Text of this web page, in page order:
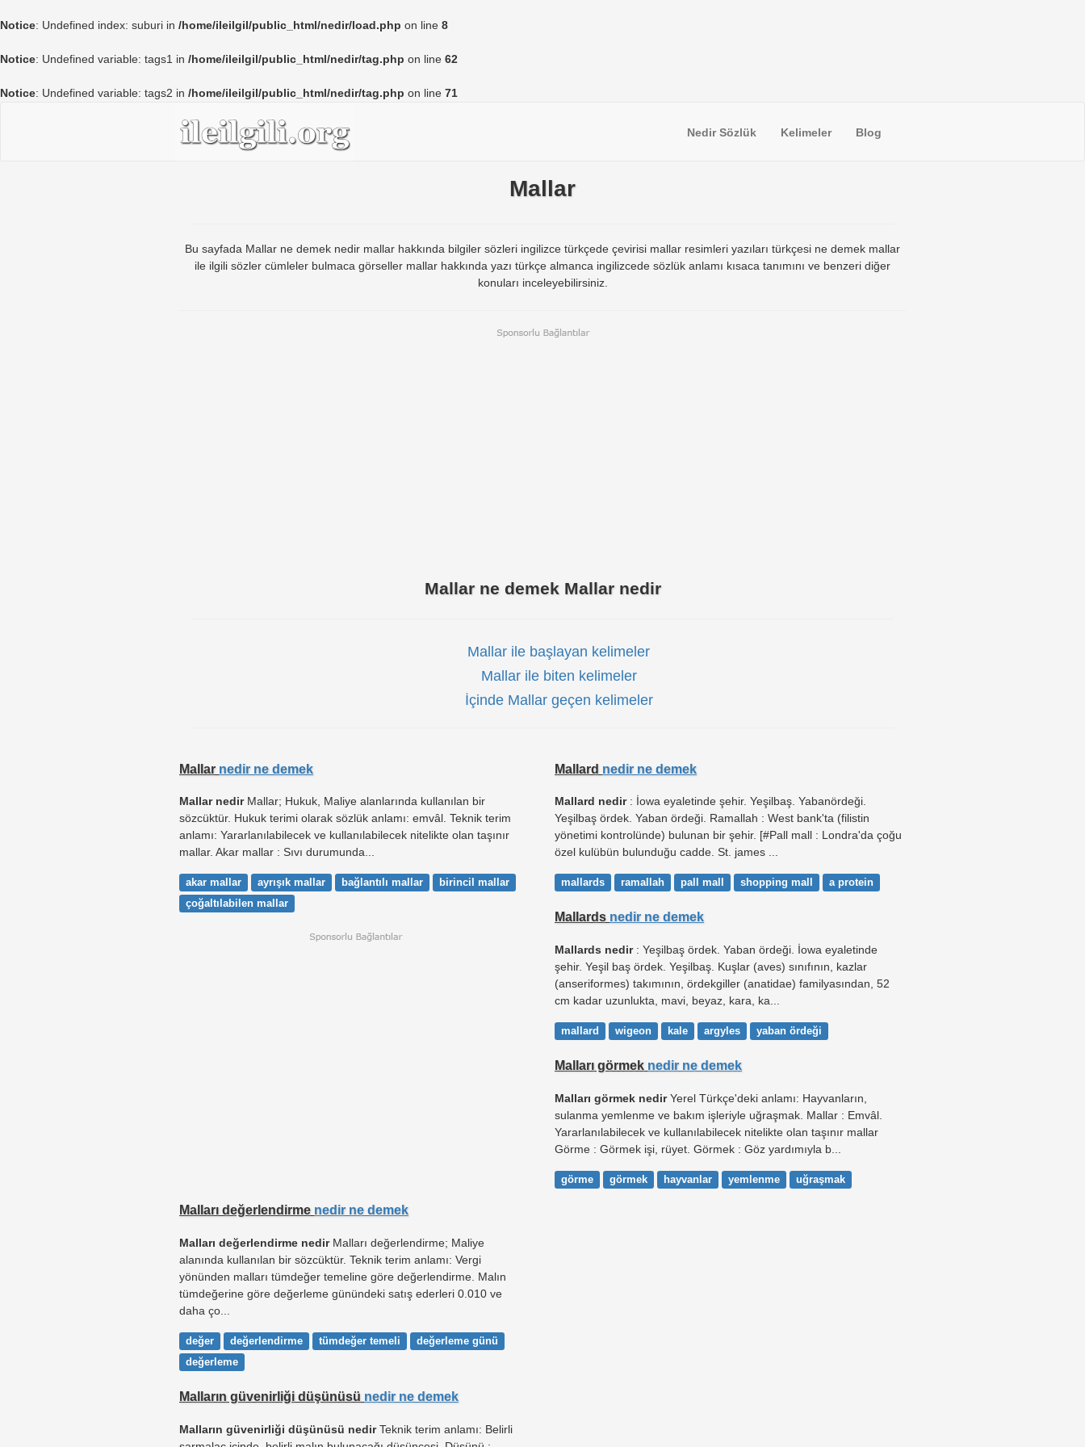
Notice: Undefined index: suburi in /home/ileilgil/public_html/nedir/load.php on line 8
Notice: Undefined variable: tags1 in /home/ileilgil/public_html/nedir/tag.php on line 62
Notice: Undefined variable: tags2 in /home/ileilgil/public_html/nedir/tag.php on line 71
Nedir Sözlük Kelimeler Blog
Mallar
Bu sayfada Mallar ne demek nedir mallar hakkında bilgiler sözleri ingilizce türkçede çevirisi mallar resimleri yazıları türkçesi ne demek mallar
ile ilgili sözler cümleler bulmaca görseller mallar hakkında yazı türkçe almanca ingilizcede sözlük anlamı kısaca tanımını ve benzeri diğer
konuları inceleyebilirsiniz.
Mallar ne demek Mallar nedir
Mallar ile başlayan kelimeler
Mallar ile biten kelimeler
İçinde Mallar geçen kelimeler
Mallar nedir ne demek
Mallar nedirMallar; Hukuk, Maliye alanlarında kullanılan bir
sözcüktür. Hukuk terimi olarak sözlük anlamı: emvâl. Teknik terim
anlamı: Yararlanılabilecek ve kullanılabilecek nitelikte olan taşınır
mallar. Akar mallar : Sıvı durumunda...
akar mallar ayrışık mallar bağlantılı mallar
birincil mallar
çoğaltılabilen mallar
Malları değerlendirme nedir ne demek
Malları değerlendirme nedirMalları değerlendirme; Maliye
alanında kullanılan bir sözcüktür. Teknik terim anlamı: Vergi
yönünden malları tümdeğer temeline göre değerlendirme. Malın
tümdeğerine göre değerleme günündeki satış ederleri 0.010 ve
daha ço...
değer değerlendirme tümdeğer temeli
değerleme günü
değerleme
Malların güvenirliği düşünüsü nedir ne demek
Malların güvenirliği düşünüsü nedirTeknik terim anlamı: Belirli
Mallard nedir ne demek
Mallard nedir: İowa eyaletinde şehir. Yeşilbaş. Yabanördeği.
Yeşilbaş ördek. Yaban ördeği. Ramallah : West bank'ta (filistin
yönetimi kontrolünde) bulunan bir şehir. [#Pall mall : Londra'da çoğu
özel kulübün bulunduğu cadde. St. james ...
mallards ramallah pall mall shopping mall a protein
Mallards nedir ne demek
Mallards nedir: Yeşilbaş ördek. Yaban ördeği. İowa eyaletinde
şehir. Yeşil baş ördek. Yeşilbaş. Kuşlar (aves) sınıfının, kazlar
(anseriformes) takımının, ördekgiller (anatidae) familyasından, 52
cm kadar uzunlukta, mavi, beyaz, kara, ka...
mallard wigeon kale argyles yaban ördeği
Malları görmek nedir ne demek
Malları görmek nedirYerel Türkçe'deki anlamı: Hayvanların,
sulanma yemlenme ve bakım işleriyle uğraşmak. Mallar : Emvâl.
Yararlanılabilecek ve kullanılabilecek nitelikte olan taşınır mallar
Görme : Görmek işi, rüyet. Görmek : Göz yardımıyla b...
görme görmek hayvanlar yemlenme uğraşmak